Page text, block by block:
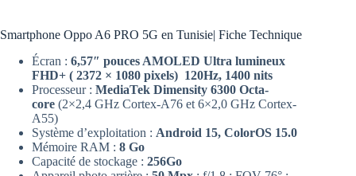
Smartphone Oppo A6 PRO 5G en Tunisie| Fiche Technique
Écran : 6,57″ pouces AMOLED Ultra lumineux
FHD+ ( 2372 × 1080 pixels) 120Hz, 1400 nits
Processeur : MediaTek Dimensity 6300 Octa-
core (2×2,4 GHz Cortex-A76 et 6×2,0 GHz Cortex-
A55)
Système d’exploitation : Android 15, ColorOS 15.0
Mémoire RAM : 8 Go
Capacité de stockage : 256Go